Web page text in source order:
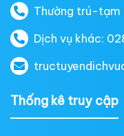
Thường trú-tạm
Dịch vụ khác:
Thống kê truy cập